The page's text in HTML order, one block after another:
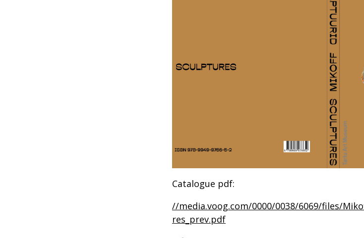
Catalogue pdf:
//media.voog.com/0000/0038/6069/files/
res_prev.pdf